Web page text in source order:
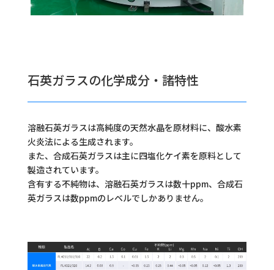
石英ガラスの化学成分・諸特性
溶融石英ガラスは高純度の天然水晶を原材料に、酸水素
火炎法による生成されます。
また、合成石英ガラスは主に四塩化ケイ素を原料として
製造されています。
含有する不純物は、溶融石英ガラスは数十ppm、合成石
英ガラスは数ppmのレベルでしかありません。